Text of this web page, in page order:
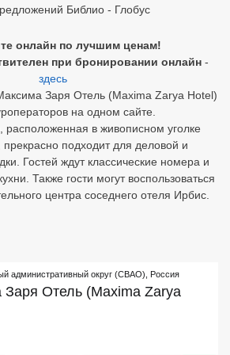
Библио - Глобус
онлайн по лучшим ценам!
при бронировании онлайн -
здесь
Заря Отель (Maxima Zarya Hotel)
на одном сайте.
расположенная в живописном уголке
подходит для деловой и
Гостей ждут классические номера и
Также гости могут воспользоваться
центра соседнего отеля Ирбис.
административный округ (СВАО) Россия
Заря Отель (Maxima Zarya